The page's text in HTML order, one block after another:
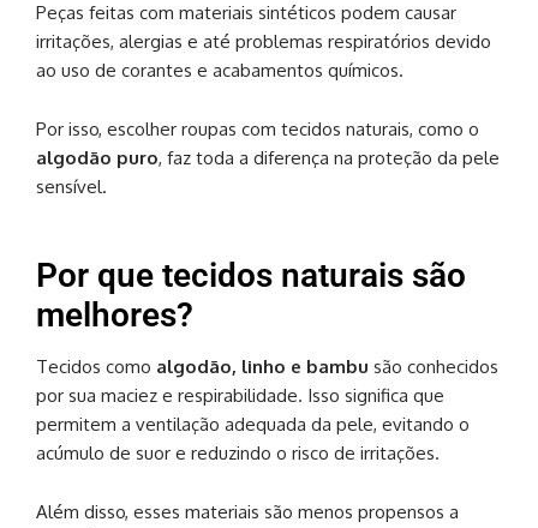
Peças feitas com materiais sintéticos podem causar
irritações, alergias e até problemas respiratórios devido
ao uso de corantes e acabamentos químicos.
Por isso, escolher roupas com tecidos naturais, como o
algodão puro, faz toda a diferença na proteção da pele
sensível.
Por que tecidos naturais são
melhores?
Tecidos como algodão, linho e bambu são conhecidos
por sua maciez e respirabilidade. Isso significa que
permitem a ventilação adequada da pele, evitando o
acúmulo de suor e reduzindo o risco de irritações.
Além disso, esses materiais são menos propensos a